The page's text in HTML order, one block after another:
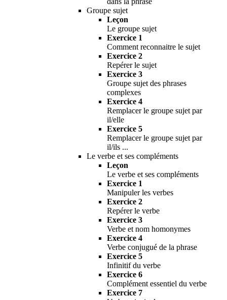
Groupe sujet
Leçon
Le groupe sujet
Exercice 1
Comment reconnaitre le sujet
Exercice 2
Repérer le sujet
Exercice 3
Groupe sujet des phrases
complexes
Exercice 4
Remplacer le groupe sujet par
il/elle
Exercice 5
Remplacer le groupe sujet par
il/ils ...
Le verbe et ses compléments
Leçon
Le verbe et ses compléments
Exercice 1
Manipuler les verbes
Exercice 2
Repérer le verbe
Exercice 3
Verbe et nom homonymes
Exercice 4
Verbe conjugué de la phrase
Exercice 5
Infinitif du verbe
Exercice 6
Complément essentiel du verbe
Exercice 7